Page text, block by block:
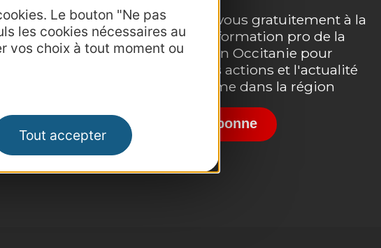
Le bouton "Ne pas
les cookies nécessaires au
vos choix à tout moment ou
Tout accepter
influence
Inscrivez-vous gratuitement à la
lettre d'information pro de la
destination Occitanie pour
suivre nos actions et l'actualité
du tourisme dans la région
Je m'abonne